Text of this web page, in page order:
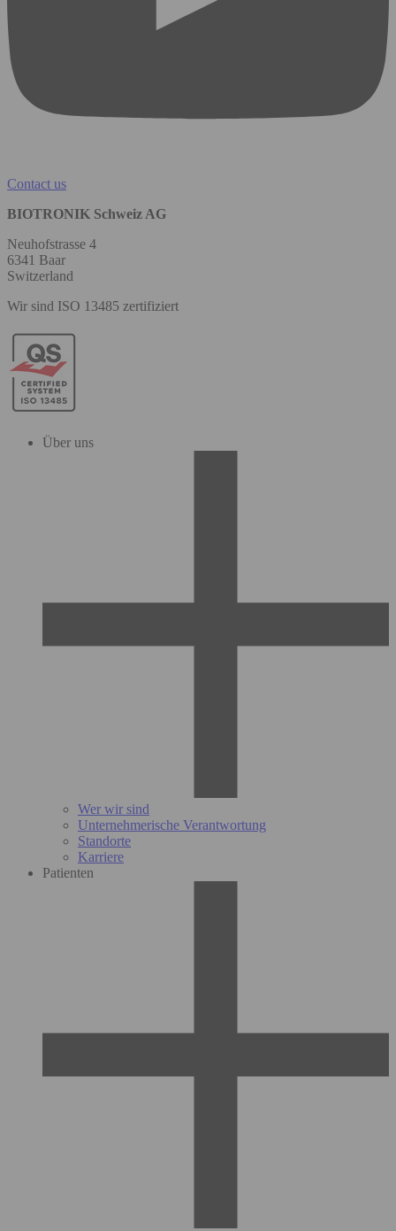
Contact us
BIOTRONIK Schweiz AG
Neuhofstrasse 4
6341 Baar
Switzerland
Wir sind ISO 13485 zertifiziert
Über uns
Wer wir sind
Unternehmerische Verantwortung
Standorte
Karriere
Patienten